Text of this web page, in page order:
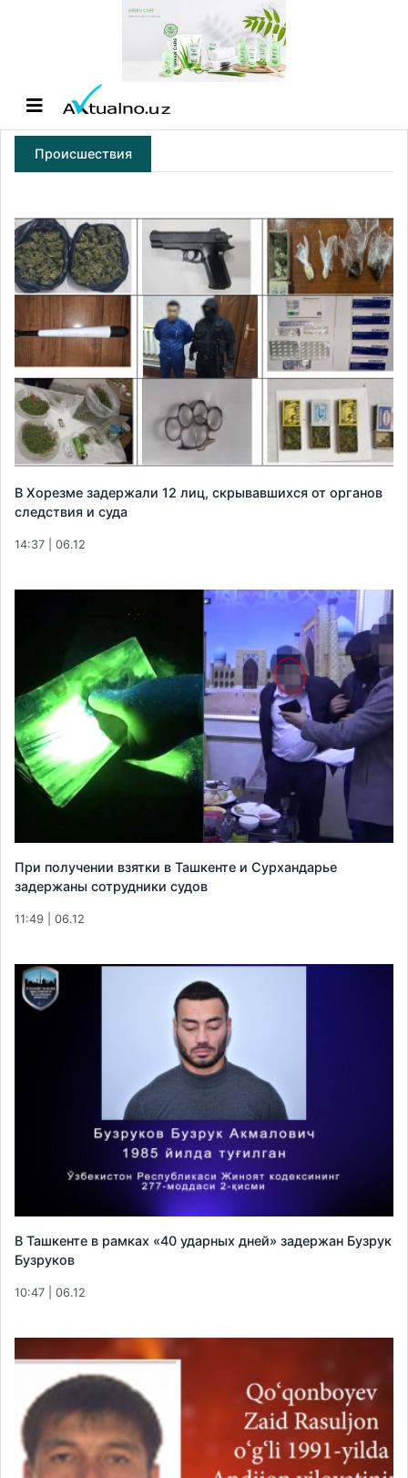
Происшествия
В Хорезме задержали 12 лиц, скрывавшихся от органов
следствия и суда
14:37 | 06.12
При получении взятки в Ташкенте и Сурхандарье
задержаны сотрудники судов
11:49 | 06.12
В Ташкенте в рамках «40 ударных дней» задержан Бузрук
Бузруков
10:47 | 06.12